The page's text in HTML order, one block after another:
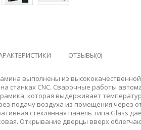
ОТЗЫВЫ(0)
выполнены из
станках CNC. Сварочные работы
которая выдерживает
подачу воздуха из помещения через
стеклянная панель типа Glass
Открывание дверцы вверх